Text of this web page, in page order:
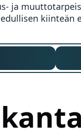
ja
kiinteän